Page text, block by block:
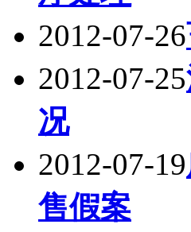
2012-07-26
2012-07-25
况
2012-07-19
售假案